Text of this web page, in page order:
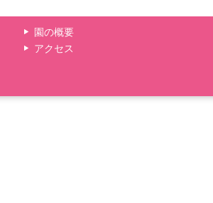
園の概要
アクセス